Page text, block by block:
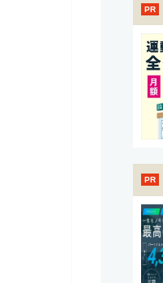
PR
PR